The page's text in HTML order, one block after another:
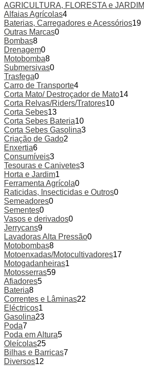
AGRICULTURA, FLORESTA e JARDIM
Alfaias Agrícolas4
Baterias, Carregadores e Acessórios19
Outras Marcas0
Bombas8
Drenagem0
Motobomba8
Submersivas0
Trasfega0
Carro de Transporte4
Corta Mato/ Destroçador de Mato14
Corta Relvas/Riders/Tratores10
Corta Sebes13
Corta Sebes Bateria10
Corta Sebes Gasolina3
Criação de Gado2
Enxertia6
Consumíveis3
Tesouras e Canivetes3
Horta e Jardim1
Ferramenta Agrícola0
Raticidas, Insecticidas e Outros0
Semeadores0
Sementes0
Vasos e derivados0
Jerrycans9
Lavadoras Alta Pressão0
Motobombas8
Motoenxadas/Motocultivadores17
Motogadanheiras1
Motosserras59
Afiadores5
Bateria8
Correntes e Lâminas22
Eléctricos1
Gasolina23
Poda7
Poda em Altura5
Oleícolas25
Bilhas e Barricas7
Diversos12